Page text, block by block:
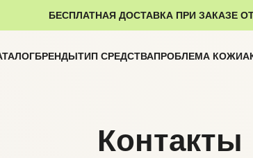
БЕСПЛАТНАЯ ДОСТАВКА ПРИ ЗАКАЗЕ ОТ
БРЕНДЫТИП СРЕДСТВАПРОБЛЕМА КОЖИ
Контакты